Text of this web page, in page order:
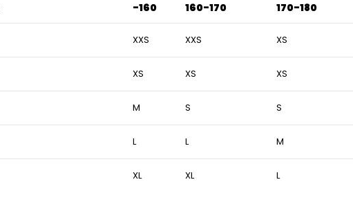
-160 160-170 170-180
XXS XXS XS
XS XS XS
M S S
L L M
XL XL L